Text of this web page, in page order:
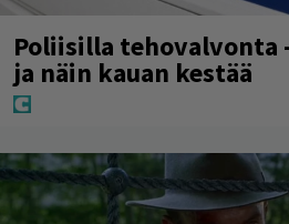
Poliisilla tehovalvonta
ja näin kauan kestää